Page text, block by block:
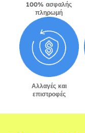
100% ασφαλής
πληρωμή
Αλλαγές και
επιστροφές